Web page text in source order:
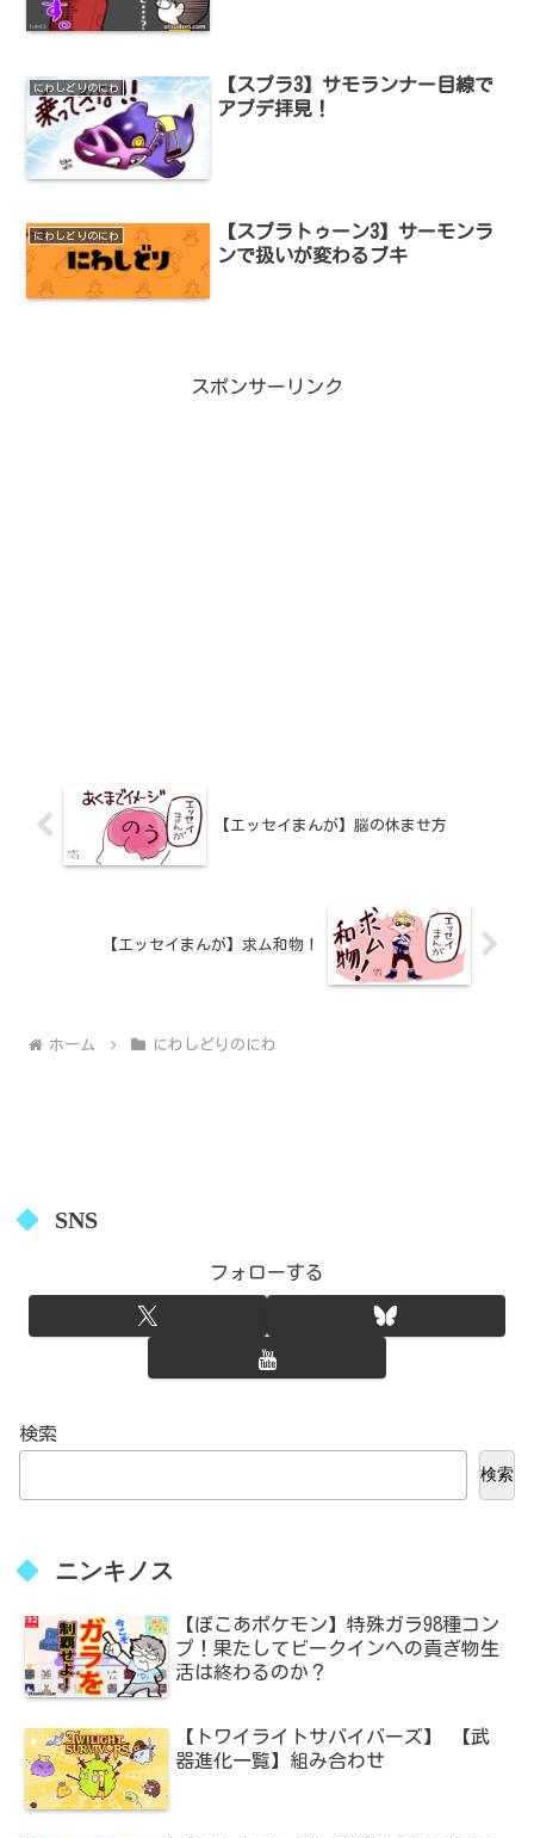
にわしどりのにわ
【スプラ3】サモランナー目線で
アプデ拝見！
にわしどりのにわ
【スプラトゥーン3】サーモンラ
ンで扱いが変わるブキ
スポンサーリンク
【エッセイまんが】脳の休ませ方
【エッセイまんが】求ム和物！
ホーム にわしどりのにわ
SNS
フォローする
検索
検索
ニンキノス
【ぽこあポケモン】特殊ガラ98種コン
プ！果たしてビークインへの貢ぎ物生
活は終わるのか？
【トワイライトサバイバーズ】 【武
器進化一覧】組み合わせ